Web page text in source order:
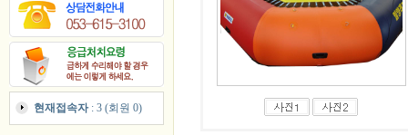
현재접속자: 3 (회원 0)